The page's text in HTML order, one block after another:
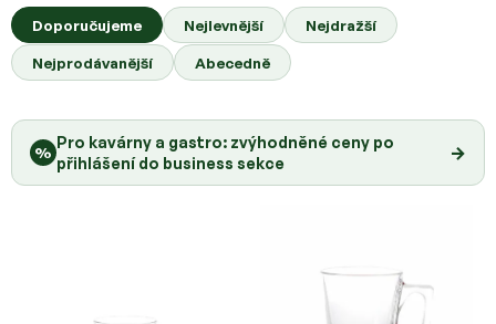
a
z
e
í
Doporučujeme Nejlevnější
Nejdražší
Nejprodávanější
Abecedně
p
r
o
d
k
ů
%
Pro kavárny a gastro: zvýhodněné ceny po
přihlášení do business sekce
→